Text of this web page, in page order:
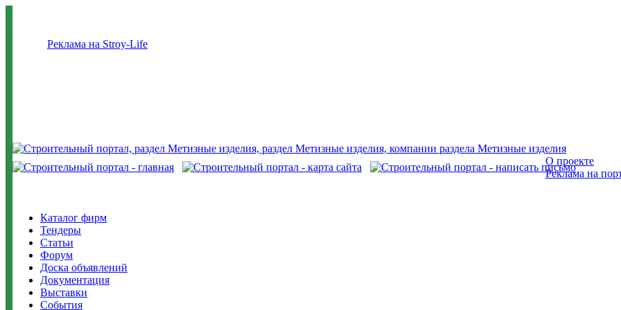
Реклама на Stroy-Life
О проекте
Реклама на
Каталог фирм
Тендеры
Статьи
Форум
Доска объявлений
Документация
Выставки
События